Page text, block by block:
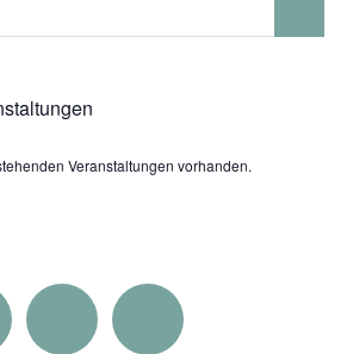
Veranstaltungen vorhanden.